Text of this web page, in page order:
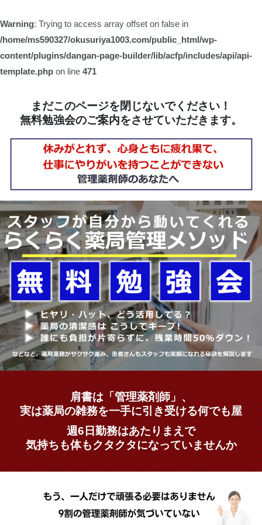
Warning: Trying to access array offset on false in
/home/ms590327/okusuriya1003.com/public_html/wp-
content/plugins/dangan-page-builder/lib/acfp/includes/api/api-
template.php on line 471
まだこのページを閉じないでください！
無料勉強会のご案内をさせていただきます。
肩書は「管理薬剤師」、
実は薬局の雑務を一手に引き受ける何でも屋
週6日勤務はあたりまえで
気持ちも体もクタクタになっていませんか